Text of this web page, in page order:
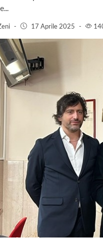
- 17 Aprile 2025 -